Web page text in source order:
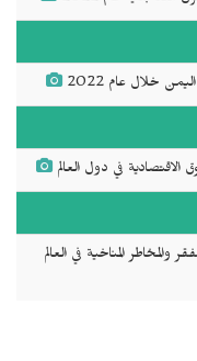
خلال عام 2022
الاقتصادية في دول العالم
والمخاطر المناخية في العالم